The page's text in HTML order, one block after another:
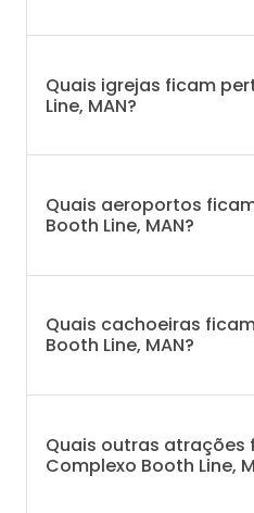
Quais igrejas ficam
Line, MAN?
Quais aeroportos
Booth Line, MAN?
Quais cachoeiras
Booth Line, MAN?
Quais outras atrações
Complexo Booth Line,